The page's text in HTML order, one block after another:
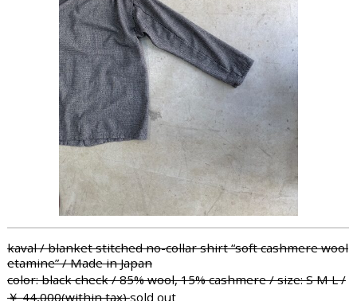
kaval / blanket stitched no-collar shirt “soft cashmere wool
etamine” / Made in Japan
color: black check / 85% wool, 15% cashmere / size: S M L /
￥ 44,000(within tax)sold out